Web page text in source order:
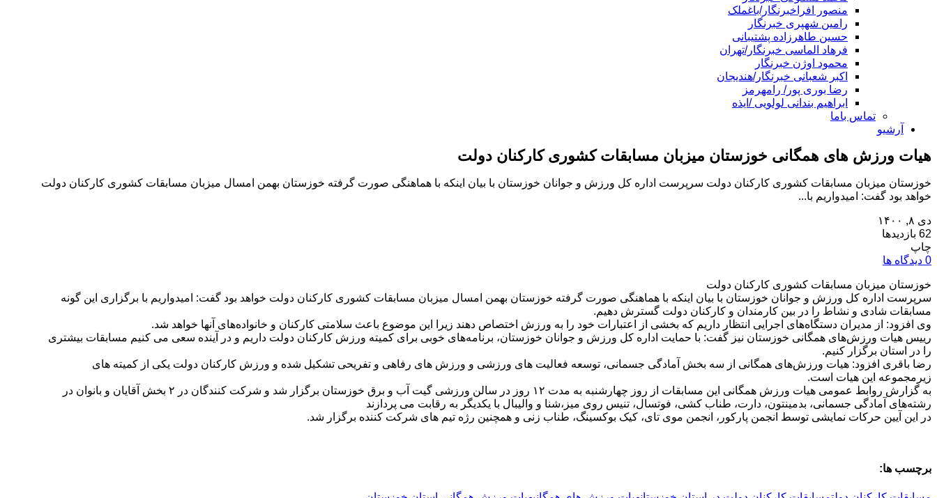
منصور افراخبرنگار/باغملک
رامین شهپری خبرنگار
حسین طاهرزاده پشتیبانی
فرهاد الماسی خبرنگار/تهران
محمود اوژن خبرنگار
اکبر شعبانی خبرنگار/هندیجان
رضا بوری پور/ رامهرمز
ابراهیم بندانی لولویی /ایذه
تماس باما
آرشیو
هیات ورزش های همگانی خوزستان میزبان مسابقات کشوری کارکنان دولت
خوزستان میزبان مسابقات کشوری کارکنان دولت سرپرست اداره کل ورزش و جوانان خوزستان با بیان اینکه با هماهنگی صورت گرفته خوزستان بهمن امسال میزبان مسابقات کشوری کارکنان دولت
خواهد بود گفت: امیدواریم با...
دی ۸, ۱۴۰۰
62 بازدیدها
چاپ
0 دیدگاه ها
خوزستان میزبان مسابقات کشوری کارکنان دولت
سرپرست اداره کل ورزش و جوانان خوزستان با بیان اینکه با هماهنگی صورت گرفته خوزستان بهمن امسال میزبان مسابقات کشوری کارکنان دولت خواهد بود گفت: امیدواریم با برگزاری این گونه
مسابقات شادی و نشاط را در بین کارمندان و کارکنان دولت گسترش دهیم.
وی افزود: از مدیران دستگاه‌های اجرایی انتظار داریم که بخشی از اعتبارات خود را به ورزش اختصاص دهند زیرا این موضوع باعث سلامتی کارکنان و خانواده‌های آنها خواهد شد.
رییس هیات ورزش‌های همگانی خوزستان نیز گفت: با حمایت اداره کل ورزش و جوانان خوزستان، برنامه‌های خوبی برای کمیته ورزش کارکنان دولت داریم و در آینده سعی می کنیم مسابقات بیشتری
را در استان برگزار کنیم.
رضا باقری افزود: هیات ورزش‌های همگانی از سه بخش آمادگی جسمانی، توسعه فعالیت های ورزشی و ورزش های رفاهی و تفریحی تشکیل شده و ورزش کارکنان دولت یکی از کمیته های
زیرمجموعه این هیات است.
به گزارش روابط عمومی هیات ورزش همگانی این مسابقات از روز چهارشنبه به مدت ۱۲ روز در سالن ورزشی گیت آب و برق خوزستان برگزار شد و شرکت کنندگان در ۲ بخش آقایان و بانوان در
رشته‌های آمادگی جسمانی، بدمینتون، دارت، طناب کشی، فوتسال، تنیس روی میز،شنا و والیبال با یکدیگر به رقابت می پردازند
در این آیین حرکات نمایشی توسط انجمن پارکور، انجمن موی تای، کیک بوکسینگ، طناب زنی و همچنین رژه تیم های شرکت کننده برگزار شد.
برچسب ها: